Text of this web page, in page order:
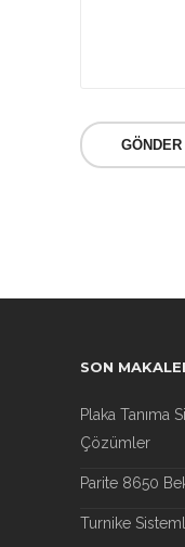
SON
Plaka Tanıma
Çözümler
Parite 8650
Turnike